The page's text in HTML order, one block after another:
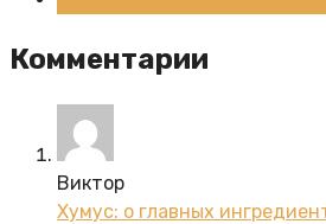
Комментарии
Виктор
Хумус: о главных